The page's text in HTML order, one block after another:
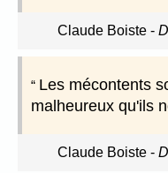
Claude Boiste-
Les mécontents
malheureux qu'ils
Claude Boiste-